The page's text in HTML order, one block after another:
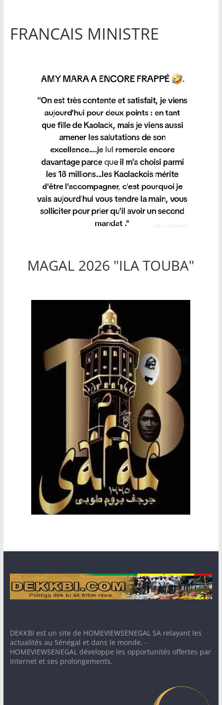
FRANCAIS MINISTRE
MAGAL 2026 "ILA TOUBA"
DEKKBI est un site de HOMEVIEWSENEGAL SA relayant les
actualités au Sénégal et dans le monde. -
HOMEVIEWSENEGAL développe les opportunités offertes par
Internet et ses prolongements.